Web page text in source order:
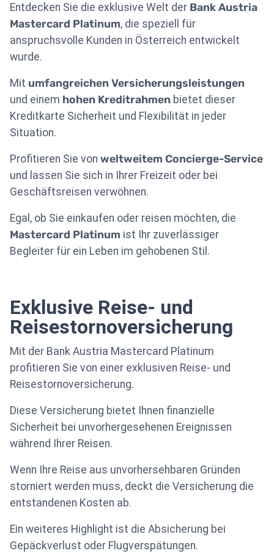
Entdecken Sie die exklusive Welt der Bank Austria
Mastercard Platinum, die speziell für
anspruchsvolle Kunden in Österreich entwickelt
wurde.
Mit umfangreichen Versicherungsleistungen
und einem hohen Kreditrahmen bietet dieser
Kreditkarte Sicherheit und Flexibilität in jeder
Situation.
Profitieren Sie von weltweitem Concierge-Service
und lassen Sie sich in Ihrer Freizeit oder bei
Geschäftsreisen verwöhnen.
Egal, ob Sie einkaufen oder reisen möchten, die
Mastercard Platinum ist Ihr zuverlässiger
Begleiter für ein Leben im gehobenen Stil.
Exklusive Reise- und
Reisestornoversicherung
Mit der Bank Austria Mastercard Platinum
profitieren Sie von einer exklusiven Reise- und
Reisestornoversicherung.
Diese Versicherung bietet Ihnen finanzielle
Sicherheit bei unvorhergesehenen Ereignissen
während Ihrer Reisen.
Wenn Ihre Reise aus unvorhersehbaren Gründen
storniert werden muss, deckt die Versicherung die
entstandenen Kosten ab.
Ein weiteres Highlight ist die Absicherung bei
Gepäckverlust oder Flugverspätungen.